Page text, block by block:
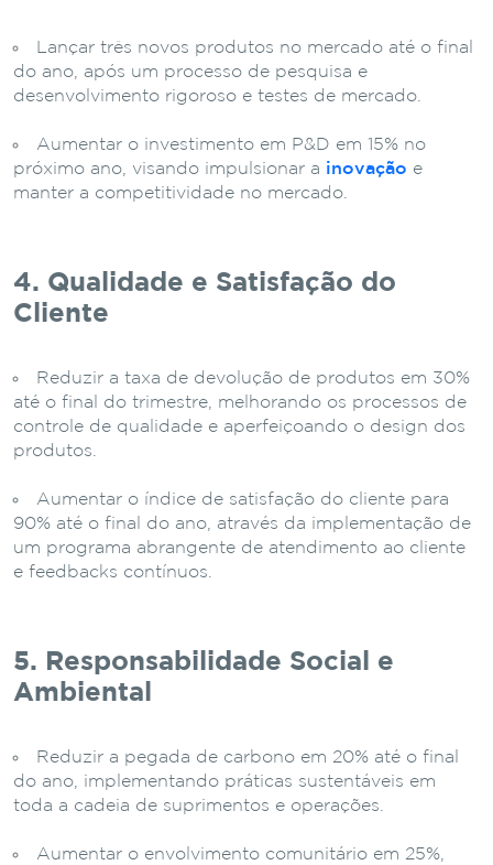
Lançar três novos produtos no mercado até o final
do ano, após um processo de pesquisa e
desenvolvimento rigoroso e testes de mercado.
Aumentar o investimento em P&D em 15% no
próximo ano, visando impulsionar a inovação e
manter a competitividade no mercado.
4. Qualidade e Satisfação do
Cliente
Reduzir a taxa de devolução de produtos em 30%
até o final do trimestre, melhorando os processos de
controle de qualidade e aperfeiçoando o design dos
produtos.
Aumentar o índice de satisfação do cliente para
90% até o final do ano, através da implementação de
um programa abrangente de atendimento ao cliente
e feedbacks contínuos.
5. Responsabilidade Social e
Ambiental
Reduzir a pegada de carbono em 20% até o final
do ano, implementando práticas sustentáveis ​​em
toda a cadeia de suprimentos e operações.
Aumentar o envolvimento comunitário em 25%,